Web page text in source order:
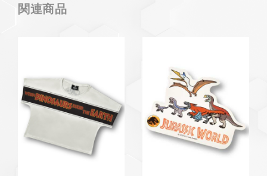
関連商品